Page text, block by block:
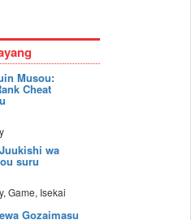
Musou:
Cheat
wa
suru
Game, Isekai
Gozaimasu